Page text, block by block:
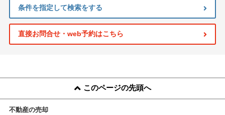
条件を指定して検索をする
直接お問合せ・web予約はこちら
このページの先頭へ
不動産の売却